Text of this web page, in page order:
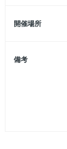
開催場所
備考